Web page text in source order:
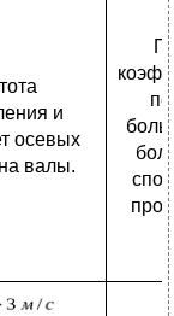
и
осевых
валы.